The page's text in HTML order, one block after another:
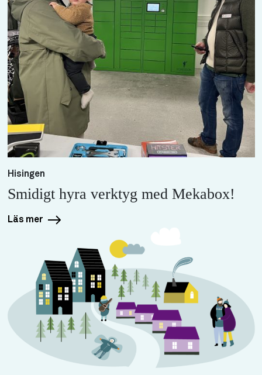
Hisingen
Smidigt hyra verktyg med Mekabox!
Läs mer